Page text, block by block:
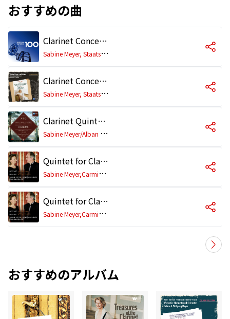
おすすめの曲
Clarinet Concerto in A Major, K. 622: II. Adagio
S
abine Meyer, Staatskapelle Dresden, Hans Vonk
Clarinet Concerto No. 1 in F Minor, Op. 73, J. 114: II. Adagio ma non troppo
S
abine Meyer, Staatskapelle Dresden, Herbert Blomstedt
Clarinet Quintet in B Minor, Op. 115: I. Allegro
S
abine Meyer/Alban Berg Quartett
Quintet for Clarinet and String Quartet in A Major, K. 581: I. Allegro
S
abine Meyer,Carmina Quartet
Quintet for Clarinet and String Quartet in A Major, K. 581: II. Larghetto
S
abine Meyer,Carmina Quartet
おすすめのアルバム